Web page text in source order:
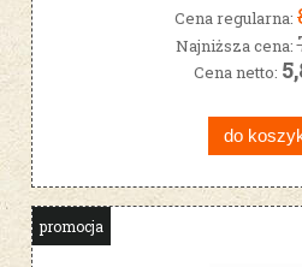
Cena regularna:
Najniższa cena:
Cena netto:
do
promocja